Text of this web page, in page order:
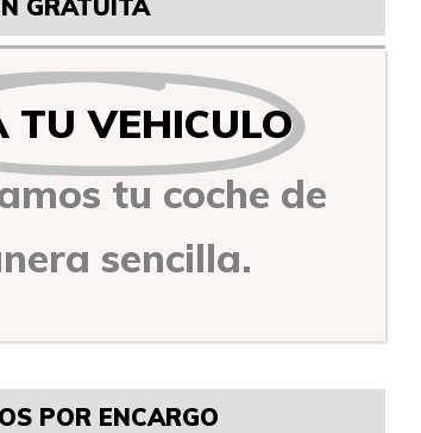
GRATUITA
TU VEHICULO
tu coche de
sencilla.
POR ENCARGO